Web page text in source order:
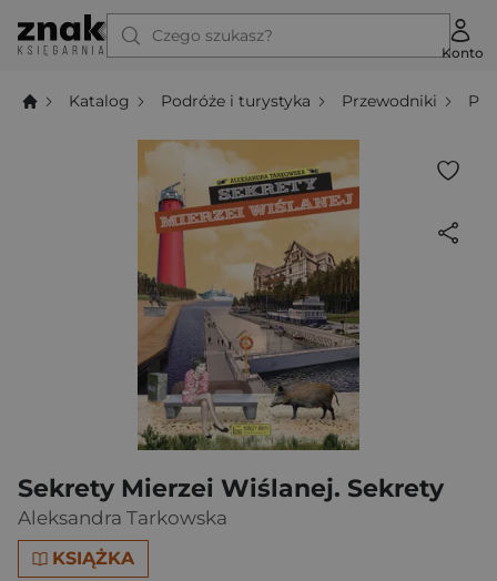
Czego szukasz?
Konto
Katalog Podróże i turystyka Przewodniki
Sekrety Mierzei Wiślanej. Sekrety
Aleksandra Tarkowska
KSIĄŻKA